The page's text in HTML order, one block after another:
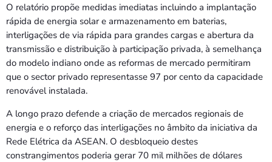
O relatório propõe medidas imediatas incluindo a implantação
rápida de energia solar e armazenamento em baterias,
interligações de via rápida para grandes cargas e abertura da
transmissão e distribuição à participação privada, à semelhança
do modelo indiano onde as reformas de mercado permitiram
que o sector privado representasse 97 por cento da capacidade
renovável instalada.
A longo prazo defende a criação de mercados regionais de
energia e o reforço das interligações no âmbito da iniciativa da
Rede Elétrica da ASEAN. O desbloqueio destes
constrangimentos poderia gerar 70 mil milhões de dólares